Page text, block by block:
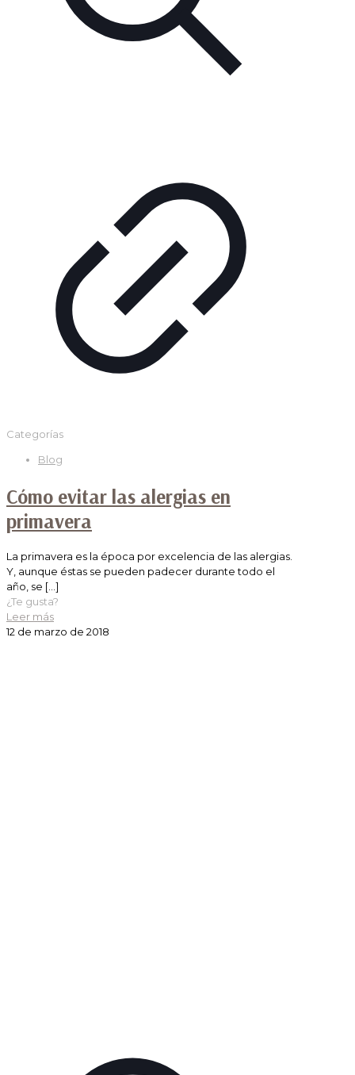
Categorías
Blog
Cómo evitar las alergias en
primavera
La primavera es la época por excelencia de las alergias.
Y, aunque éstas se pueden padecer durante todo el
año, se […]
¿Te gusta?
Leer más
12 de marzo de 2018